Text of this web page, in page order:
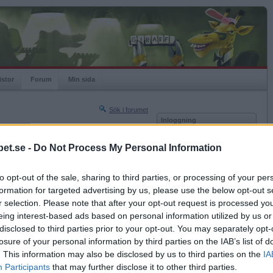
- Do Not Process My Personal Information
opt-out of the sale, sharing to third parties, or processing of your
for targeted advertising by us, please use the below opt-out
selection. Please note that after your opt-out request is processed
interest-based ads based on personal information utilized by us
to third parties prior to your opt-out. You may separately
of your personal information by third parties on the IAB’s list of
This information may also be disclosed by us to third parties on the
Participants that may further disclose it to other third parties.
Forum Min sida
Sök i forumet
Nästa sida »
2019-06-05 21:34
Inloggning
Kom ihåg mig
Glömt ditt lösenord?
Få ny aktiveringslänk
Betapet är gratis!